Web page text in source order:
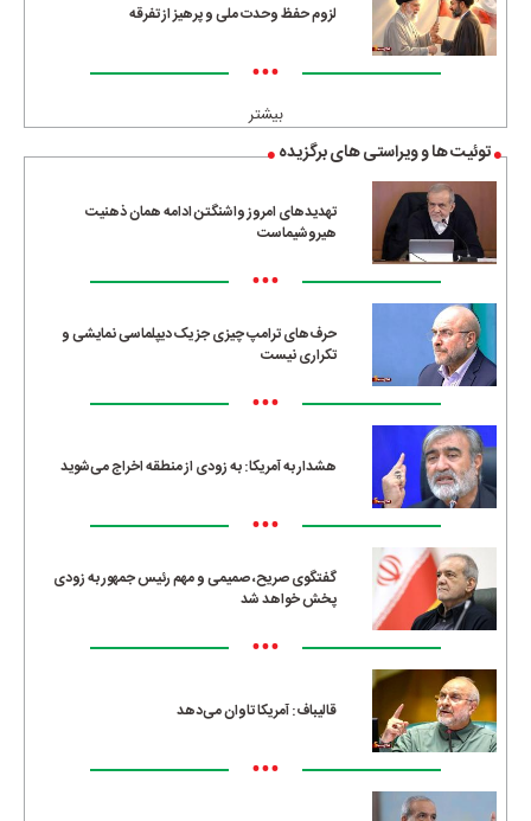
لزوم حفظ وحدت ملی و پرهیز از تفرقه
•••
بیشتر
توئیت ها و ویراستی های برگزیده
تهدیدهای امروز واشنگتن ادامه همان ذهنیت
هیروشیماست
•••
حرف‌های ترامپ چیزی جز یک دیپلماسی نمایشی و
تکراری نیست
•••
هشدار به آمریکا: به زودی از منطقه اخراج می‌شوید
•••
گفتگوی صریح، صمیمی و مهم رئیس جمهور به زودی
پخش خواهد شد
•••
قالیباف: آمریکا تاوان می‌دهد
•••